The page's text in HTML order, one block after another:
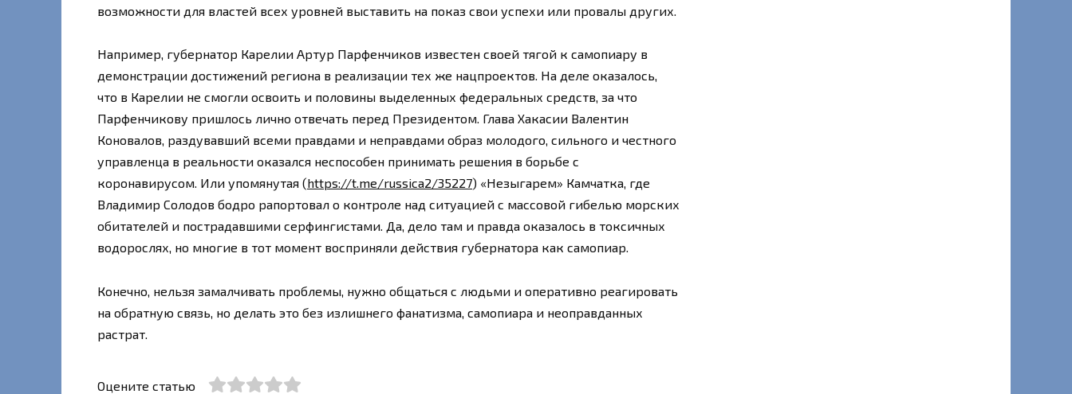
возможности для властей всех уровней выставить на показ свои успехи или провалы других.
Например, губернатор Карелии Артур Парфенчиков известен своей тягой к самопиару в
демонстрации достижений региона в реализации тех же нацпроектов. На деле оказалось,
что в Карелии не смогли освоить и половины выделенных федеральных средств, за что
Парфенчикову пришлось лично отвечать перед Президентом. Глава Хакасии Валентин
Коновалов, раздувавший всеми правдами и неправдами образ молодого, сильного и честного
управленца в реальности оказался неспособен принимать решения в борьбе с
коронавирусом. Или упомянутая (https://t.me/russica2/35227) «Незыгарем» Камчатка, где
Владимир Солодов бодро рапортовал о контроле над ситуацией с массовой гибелью морских
обитателей и пострадавшими серфингистами. Да, дело там и правда оказалось в токсичных
водорослях, но многие в тот момент восприняли действия губернатора как самопиар.
Конечно, нельзя замалчивать проблемы, нужно общаться с людьми и оперативно реагировать
на обратную связь, но делать это без излишнего фанатизма, самопиара и неоправданных
растрат.
Оцените статью